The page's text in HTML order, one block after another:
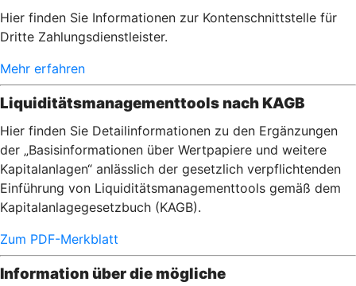
Hier finden Sie Informationen zur Kontenschnittstelle für
Dritte Zahlungsdienstleister.
Mehr erfahren
Liquiditätsmanagementtools nach KAGB
Hier finden Sie Detailinformationen zu den Ergänzungen
der „Basisinformationen über Wertpapiere und weitere
Kapitalanlagen“ anlässlich der gesetzlich verpflichtenden
Einführung von Liquiditätsmanagementtools gemäß dem
Kapitalanlagegesetzbuch (KAGB).
Zum PDF-Merkblatt
Information über die mögliche